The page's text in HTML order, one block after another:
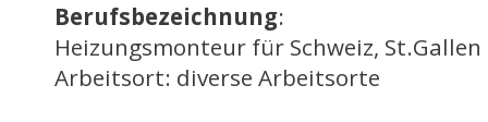
Berufsbezeichnung:
Heizungsmonteur für Schweiz,
Arbeitsort: diverse Arbeitsorte